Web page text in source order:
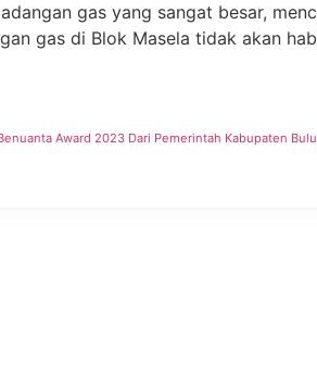
gas yang sangat besar,
gas di Blok Masela tidak akan
Award 2023 Dari Pemerintah Kabupaten